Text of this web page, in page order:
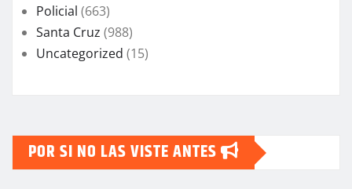
Policial (663)
Santa Cruz (988)
Uncategorized (15)
POR SI NO LAS VISTE ANTES